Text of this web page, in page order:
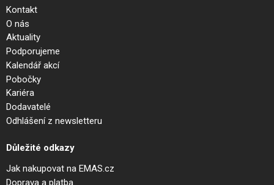
Kontakt
O nás
Aktuality
Podporujeme
Kalendář akcí
Pobočky
Kariéra
Dodavatelé
Odhlášení z newsletteru
Důležité odkazy
Jak nakupovat na EMAS.cz
Doprava a platba